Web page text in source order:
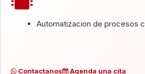
Automatizacion de procesos
Contactanos Agenda una cita